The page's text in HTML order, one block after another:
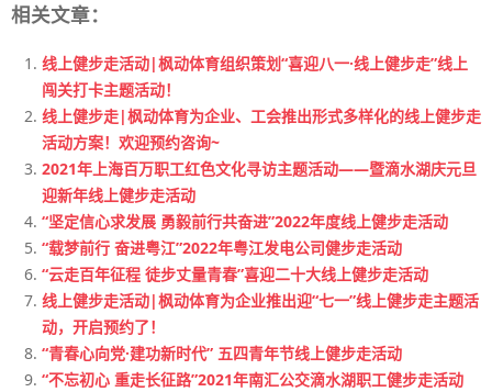
相关文章：
线上健步走活动|枫动体育组织策划“喜迎八一·线上健步走”线上
闯关打卡主题活动！
线上健步走|枫动体育为企业、工会推出形式多样化的线上健步走
活动方案！欢迎预约咨询~
2021年上海百万职工红色文化寻访主题活动——暨滴水湖庆元旦
迎新年线上健步走活动
“坚定信心求发展 勇毅前行共奋进”2022年度线上健步走活动
“载梦前行 奋进粤江”2022年粤江发电公司健步走活动
“云走百年征程 徒步丈量青春”喜迎二十大线上健步走活动
线上健步走活动|枫动体育为企业推出迎“七一”线上健步走主题活
动，开启预约了！
“青春心向党·建功新时代” 五四青年节线上健步走活动
“不忘初心 重走长征路”2021年南汇公交滴水湖职工健步走活动